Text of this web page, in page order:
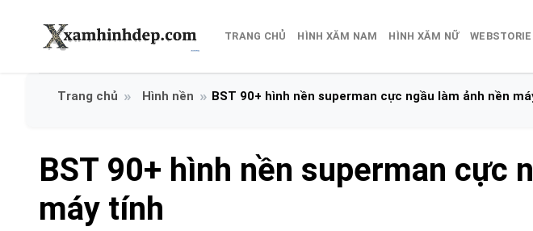
TRANG CHỦ HÌNH XĂM NAM HÌNH XĂM NỮ
Hình nền BST 90+ hình nền superman cực ngầu làm ảnh nền
BST 90+ hình nền superman cực
máy tính